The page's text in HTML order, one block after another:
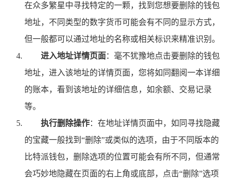
在众多繁星中寻找特定的一颗，找到您想要删除的钱包
地址，不同类型的数字货币可能会有不同的显示方式，
但一般都可以通过地址的名称或相关标识来精准识别。
进入地址详情页面：毫不犹豫地点击要删除的钱包
地址，进入该地址的详情页面，您将如同翻阅一本详细
的账本，看到该地址的详细信息，如余额、交易记录
等。
执行删除操作：在地址详情页面中，如同寻找隐藏
的宝藏一般找到“删除”或类似的选项，由于不同版本的
比特派钱包，删除选项的位置可能会有所不同，但通常
会巧妙地隐藏在页面的右上角或底部，点击“删除”选项